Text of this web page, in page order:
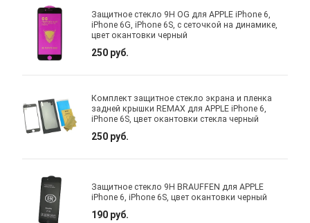
Защитное стекло 9H OG для APPLE iPhone 6,
iPhone 6G, iPhone 6S, с сеточкой на динамике,
цвет окантовки черный
250 руб.
Комплект защитное стекло экрана и пленка
задней крышки REMAX для APPLE iPhone 6,
iPhone 6S, цвет окантовки стекла черный
250 руб.
Защитное стекло 9H BRAUFFEN для APPLE
iPhone 6, iPhone 6S, цвет окантовки черный
190 руб.